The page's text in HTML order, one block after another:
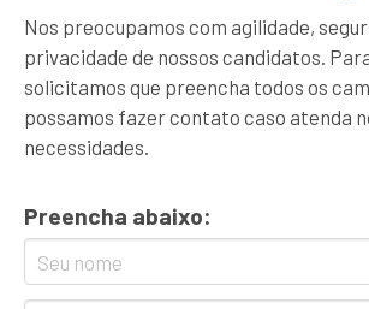
Nos preocupamos com agilidade,
privacidade de nossos candidatos.
solicitamos que preencha todos os
possamos fazer contato caso atenda
necessidades.
Preencha abaixo: